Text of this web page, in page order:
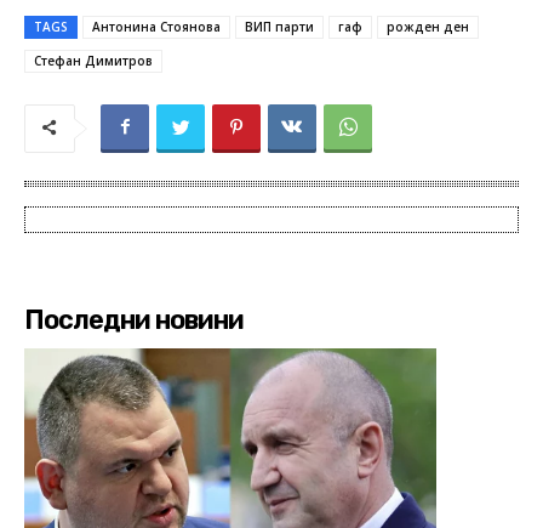
TAGS Антонина Стоянова ВИП парти гаф
рожден ден
Стефан Димитров
Последни новини